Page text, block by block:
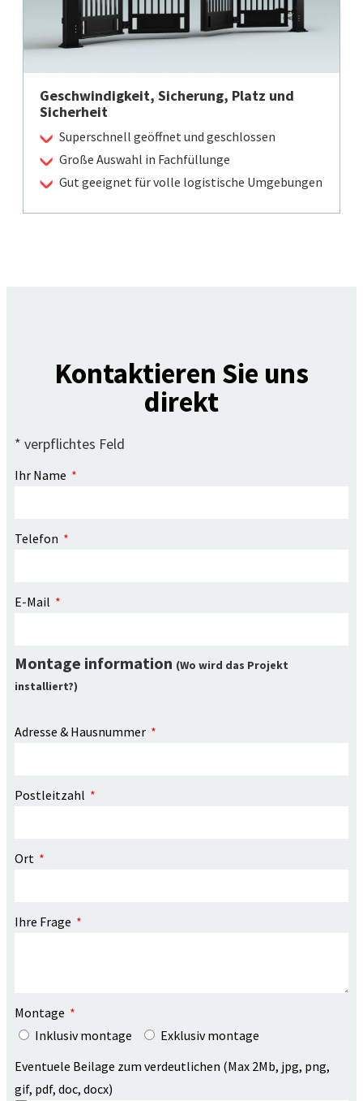
Geschwindigkeit, Sicherung, Platz und
Sicherheit
Superschnell geöffnet und geschlossen
Große Auswahl in Fachfüllunge
Gut geeignet für volle logistische Umgebungen
Kontaktieren Sie uns
direkt
* verpflichtes Feld
Ihr Name
Telefon
E-Mail
Montage information (Wo wird das Projekt
installiert?)
Adresse & Hausnummer
Postleitzahl
Ort
Ihre Frage
Montage
Inklusiv montage
Exklusiv montage
Eventuele Beilage zum verdeutlichen (Max 2Mb, jpg, png,
gif, pdf, doc, docx)